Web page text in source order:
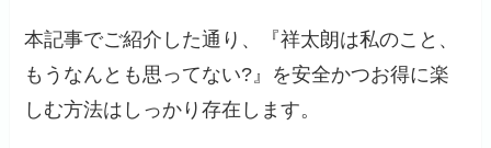
本記事でご紹介した通り、『祥太朗は私のこと、
もうなんとも思ってない?』を安全かつお得に楽
しむ方法はしっかり存在します。